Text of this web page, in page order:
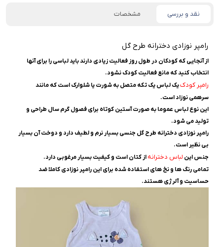
نقد و بررسی مشخصات
رامپر نوزادی دخترانه طرح گل
از آنجایی که کودکان در طول روز فعالیت زیادی دارند باید لباسی را برای آنها
انتخاب کنید که مانع فعالیت کودک نشود.
رامپر کودکیک لباس یک تکه متصل به شورت یا شلوارک است که مانند
سرهمی نوزاد است.
این نوع لباس عموما به صورت آستین کوتاه برای فصول گرم سال طراحی و
تولید می شود.
رامپر نوزادی دخترانه طرح گل جنسی بسیار نرم و لطیف دارد و دوخت آن بسیار
بی نظیر است.
جنس این لباس دخترانهاز کتان است و کیفیت بسیار مرغوبی دارد.
تمامی رنگ ها و نخ های استفاده شده برای این رامپر نوزادی کاملا ضد
حساسیت و آلرژی هستند.